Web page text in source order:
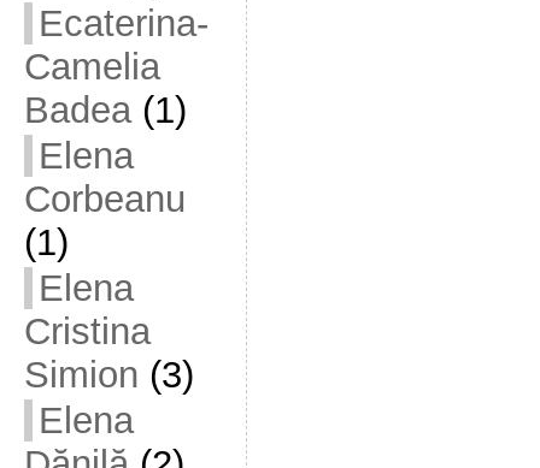
Ecaterina-
Camelia
Badea(1)
Elena
Corbeanu
(1)
Elena
Cristina
Simion (3)
Elena